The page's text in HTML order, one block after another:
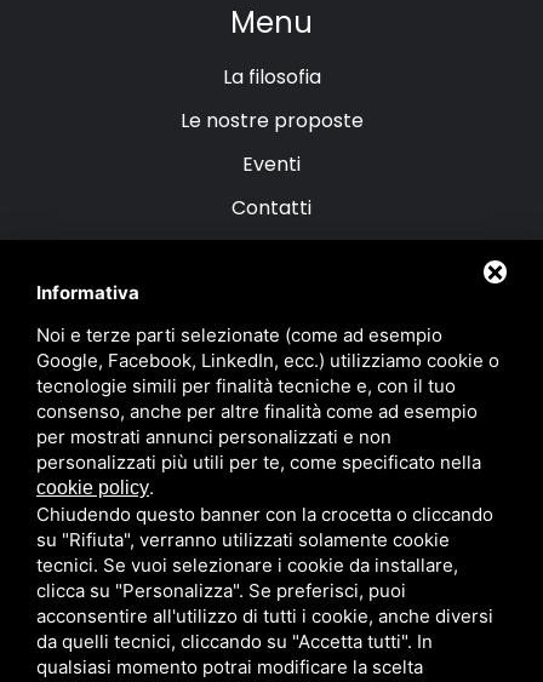
Menu
La filosofia
Le nostre proposte
Eventi
Contatti
Le nostre proposte
Menu Bistrot
Menu alla Carta
La Cantina
Privacy|SitemapQuesto sito è protetto da Google
reCAPTCHA v3,Privacy Policy e Terms of Service di Google.
Informativa
Noi e terze parti selezionate (come ad esempio
Google, Facebook, LinkedIn, ecc.) utilizziamo cookie o
tecnologie simili per finalità tecniche e, con il tuo
consenso, anche per altre finalità come ad esempio
per mostrati annunci personalizzati e non
personalizzati più utili per te, come specificato nella
cookie policy.
Chiudendo questo banner con la crocetta o cliccando
su "Rifiuta", verranno utilizzati solamente cookie
tecnici. Se vuoi selezionare i cookie da installare,
clicca su "Personalizza". Se preferisci, puoi
acconsentire all'utilizzo di tutti i cookie, anche diversi
da quelli tecnici, cliccando su "Accetta tutti". In
qualsiasi momento potrai modificare la scelta